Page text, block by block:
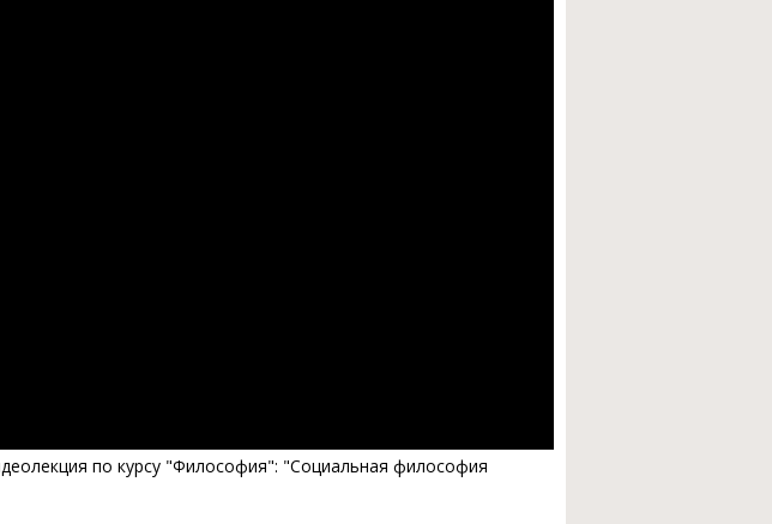
по курсу "Философия": "Социальная философия